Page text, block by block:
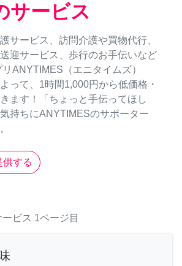
サービス
サービス、訪問介護や買物代行、
迎サービス、歩行のお手伝いなど
ANYTIMES（エニタイムズ）
って、1時間1,000円から低価格・
ます！「ちょっと手伝ってほし
持ちにANYTIMESのサポーター
供する
ービス 1ページ目